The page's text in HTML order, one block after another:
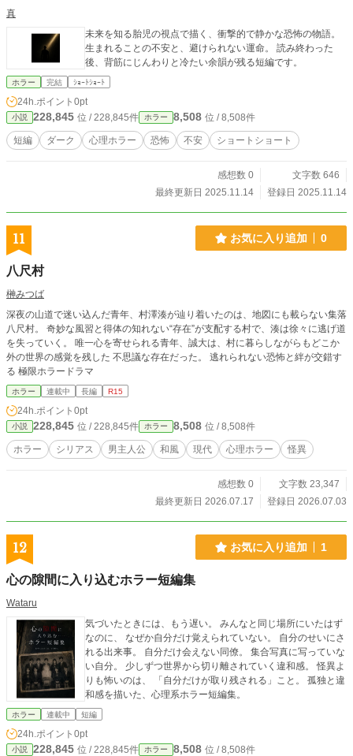
真
未来を知る胎児の視点で描く、衝撃的で静かな恐怖の物語。
生まれることの不安と、避けられない運命。 読み終わった
後、背筋にじんわりと冷たい余韻が残る短編です。
ホラー 完結 ｼｮｰﾄｼｮｰﾄ
24h.ポイント 0pt
小説 228,845 位 / 228,845件 ホラー 8,508 位 / 8,508件
短編 ダーク 心理ホラー 恐怖 不安 ショートショート
感想数 0
文字数 646
最終更新日 2025.11.14
登録日 2025.11.14
11 お気に入り追加 0
八尺村
榊みつば
深夜の山道で迷い込んだ青年、村澤湊が辿り着いたのは、地図にも載らない集落
八尺村。 奇妙な風習と得体の知れない“存在”が支配する村で、湊は徐々に逃げ道
を失っていく。 唯一心を寄せられる青年、誠大は、村に暮らしながらもどこか
外の世界の感覚を残した 不思議な存在だった。 逃れられない恐怖と絆が交錯す
る 極限ホラードラマ
ホラー 連載中 長編 R15
24h.ポイント 0pt
小説 228,845 位 / 228,845件 ホラー 8,508 位 / 8,508件
ホラー シリアス 男主人公 和風 現代 心理ホラー 怪異
感想数 0
文字数 23,347
最終更新日 2026.07.17
登録日 2026.07.03
12 お気に入り追加 1
心の隙間に入り込むホラー短編集
Wataru
気づいたときには、もう遅い。 みんなと同じ場所にいたはず
なのに、 なぜか自分だけ覚えられていない。 自分のせいにさ
れる出来事。 自分だけ会えない同僚。 集合写真に写っていな
い自分。 少しずつ世界から切り離されていく違和感。 怪異よ
りも怖いのは、 「自分だけが取り残される」こと。 孤独と違
和感を描いた、心理系ホラー短編集。
ホラー 連載中 短編
24h.ポイント 0pt
小説 228,845 位 / 228,845件 ホラー 8,508 位 / 8,508件